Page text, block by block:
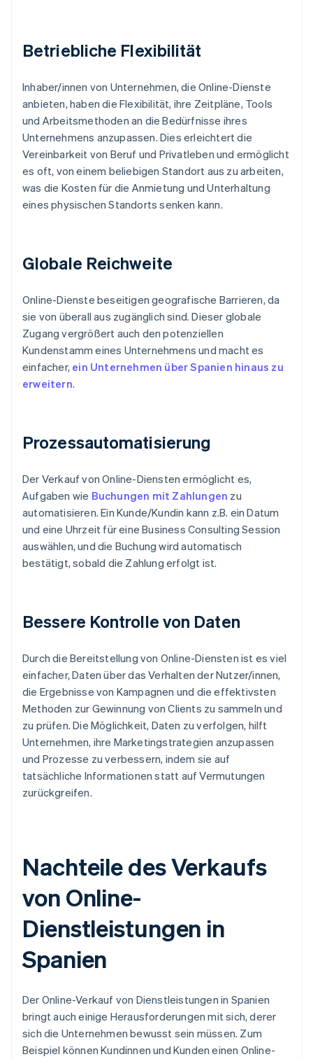
Betriebliche Flexibilität
Inhaber/innen von Unternehmen, die Online-Dienste
anbieten, haben die Flexibilität, ihre Zeitpläne, Tools
und Arbeitsmethoden an die Bedürfnisse ihres
Unternehmens anzupassen. Dies erleichtert die
Vereinbarkeit von Beruf und Privatleben und ermöglicht
es oft, von einem beliebigen Standort aus zu arbeiten,
was die Kosten für die Anmietung und Unterhaltung
eines physischen Standorts senken kann.
Globale Reichweite
Online-Dienste beseitigen geografische Barrieren, da
sie von überall aus zugänglich sind. Dieser globale
Zugang vergrößert auch den potenziellen
Kundenstamm eines Unternehmens und macht es
einfacher, ein Unternehmen über Spanien hinaus zu
erweitern.
Prozessautomatisierung
Der Verkauf von Online-Diensten ermöglicht es,
Aufgaben wie Buchungen mit Zahlungen zu
automatisieren. Ein Kunde/Kundin kann z.B. ein Datum
und eine Uhrzeit für eine Business Consulting Session
auswählen, und die Buchung wird automatisch
bestätigt, sobald die Zahlung erfolgt ist.
Bessere Kontrolle von Daten
Durch die Bereitstellung von Online-Diensten ist es viel
einfacher, Daten über das Verhalten der Nutzer/innen,
die Ergebnisse von Kampagnen und die effektivsten
Methoden zur Gewinnung von Clients zu sammeln und
zu prüfen. Die Möglichkeit, Daten zu verfolgen, hilft
Unternehmen, ihre Marketingstrategien anzupassen
und Prozesse zu verbessern, indem sie auf
tatsächliche Informationen statt auf Vermutungen
zurückgreifen.
Nachteile des Verkaufs
von Online-
Dienstleistungen in
Spanien
Der Online-Verkauf von Dienstleistungen in Spanien
bringt auch einige Herausforderungen mit sich, derer
sich die Unternehmen bewusst sein müssen. Zum
Beispiel können Kundinnen und Kunden einen Online-